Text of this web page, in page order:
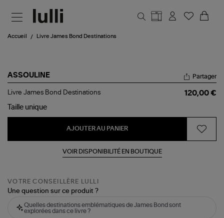
Accueil Livre James Bond Destinations
ASSOULINE
Livre
Bond
Partager
Livre James Bond Destinations
120,00 €
Taille unique
AJOUTER AU PANIER
VOIR DISPONIBILITÉ EN BOUTIQUE
VOTRE CONSEILLÈRE LULLI
Une question sur ce produit ?
Quelles destinations emblématiques de James Bond sont
explorées dans ce livre ?